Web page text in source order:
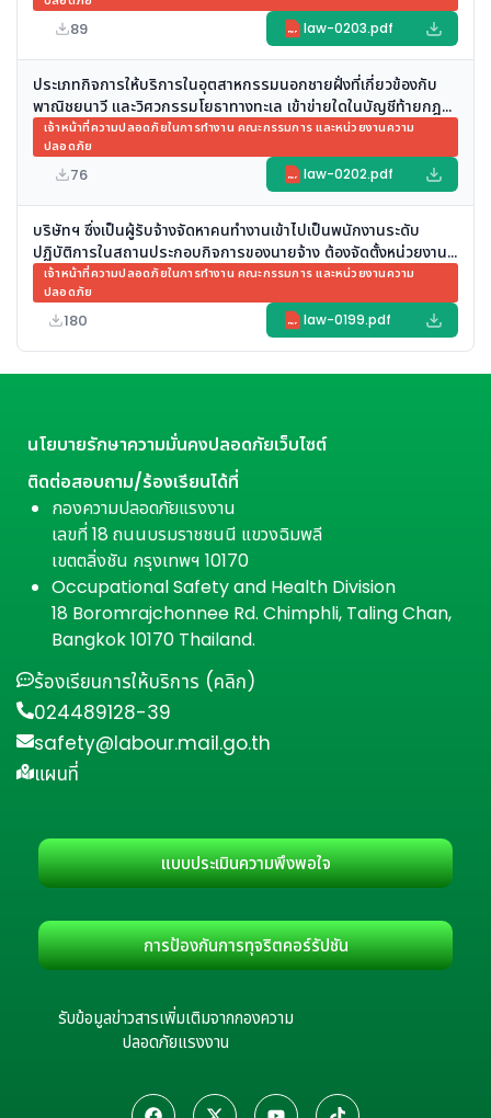
89 PDF law-0203.pdf
ประเภทกิจการให้บริการในอุตสาหกรรมนอกชายฝั่งที่เกี่ยวข้องกับ
พาณิชยนาวี และวิศวกรรมโยธาทางทะเล เข้าข่ายใดในบัญชีท้ายกฎ
กระทรวงการจัดให้มีเจ้าหน้าที่ความปลอดภัยในการทำงานฯ พ.ศ.
2565
เจ้าหน้าที่ความปลอดภัยในการทำงาน คณะกรรมการ และหน่วยงานความ
ปลอดภัย
76 PDF law-0202.pdf
บริษัทฯ ซึ่งเป็นผู้รับจ้างจัดหาคนทำงานเข้าไปเป็นพนักงานระดับ
ปฏิบัติการในสถานประกอบกิจการของนายจ้าง ต้องจัดตั้งหน่วยงาน
ความปลอดภัย อาชีวอนามัย และสภาพแวดล้อมในการทำงาน หรือไม่
เจ้าหน้าที่ความปลอดภัยในการทำงาน คณะกรรมการ และหน่วยงานความ
ปลอดภัย
180 PDF law-0199.pdf
นโยบายรักษาความมั่นคงปลอดภัยเว็บไซต์
ติดต่อสอบถาม/ร้องเรียนได้ที่
กองความปลอดภัยแรงงาน
เลขที่ 18 ถนนบรมราชชนนี แขวงฉิมพลี
เขตตลิ่งชัน กรุงเทพฯ 10170
Occupational Safety and Health Division
18 Boromrajchonnee Rd. Chimphli, Taling Chan,
Bangkok 10170 Thailand.
ร้องเรียนการให้บริการ (คลิก)
024489128-39
safety@labour.mail.go.th
แผนที่
แบบประเมินความพึงพอใจ
การป้องกันการทุจริตคอร์รัปชัน
รับข้อมูลข่าวสารเพิ่มเติมจากกองความ
ปลอดภัยแรงงาน